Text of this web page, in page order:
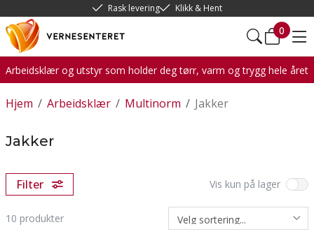
Rask levering Klikk & Hent
0
Arbeidsklær og utstyr som holder deg tørr, varm og trygg hele året
/
Hjem /
Arbeidsklær /
Multinorm Jakker
Jakker
Filter Vis kun på lager
10 produkter